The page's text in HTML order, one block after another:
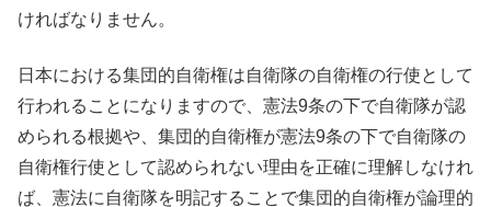
ければなりません。
日本における集団的自衛権は自衛隊の自衛権の行使として
行われることになりますので、憲法9条の下で自衛隊が認
められる根拠や、集団的自衛権が憲法9条の下で自衛隊の
自衛権行使として認められない理由を正確に理解しなけれ
ば、憲法に自衛隊を明記することで集団的自衛権が論理的